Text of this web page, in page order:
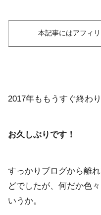
本記事にはアフィ
2017年ももうすぐ終わ
お久しぶりです！
すっかりブログから離
どでしたが、何だか色
いうか。